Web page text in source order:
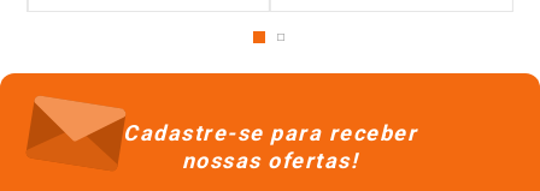
Cadastre-se para receber
nossas ofertas!